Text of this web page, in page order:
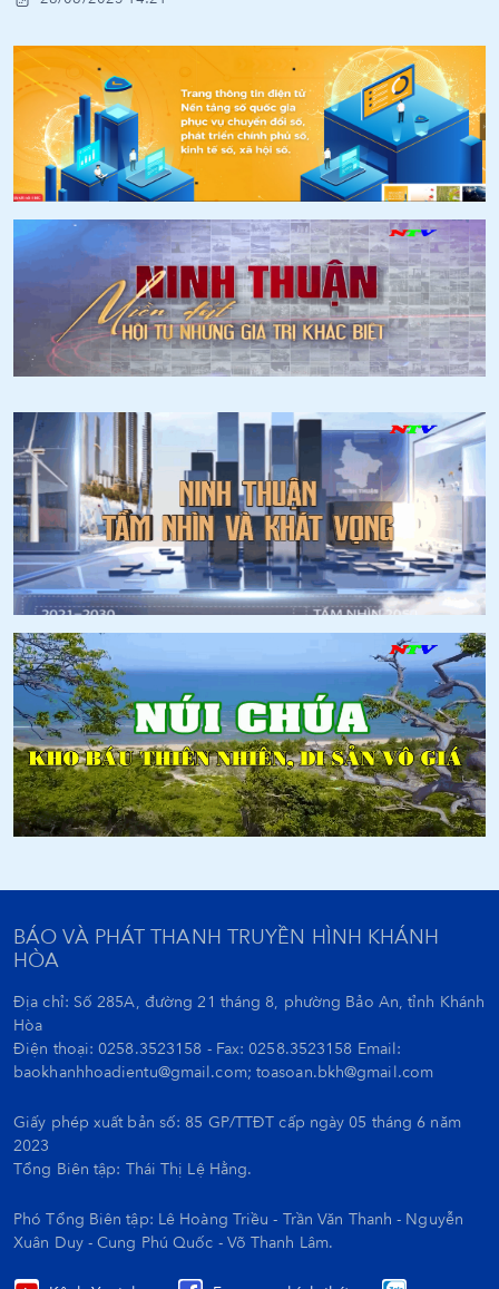
BÁO VÀ PHÁT THANH TRUYỀN HÌNH KHÁNH
HÒA
Địa chỉ: Số 285A, đường 21 tháng 8, phường Bảo An, tỉnh Khánh
Hòa
Điện thoại: 0258.3523158 - Fax: 0258.3523158 Email:
baokhanhhoadientu@gmail.com; toasoan.bkh@gmail.com
Giấy phép xuất bản số: 85 GP/TTĐT cấp ngày 05 tháng 6 năm
2023
Tổng Biên tập: Thái Thị Lệ Hằng.
Phó Tổng Biên tập: Lê Hoàng Triều - Trần Văn Thanh - Nguyễn
Xuân Duy - Cung Phú Quốc - Võ Thanh Lâm.